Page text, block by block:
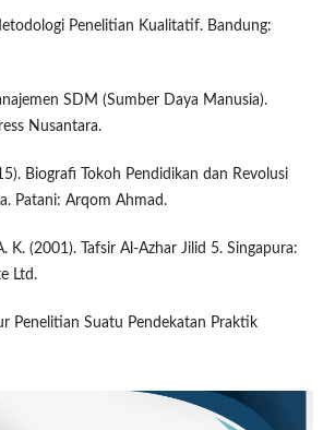
Penelitian Kualitatif. Bandung:
SDM (Sumber Daya Manusia).
Nusantara.
Biografi Tokoh Pendidikan dan Revolusi
Patani: Arqom Ahmad.
K. (2001). Tafsir Al-Azhar Jilid 5. Singapura:
Ltd.
Penelitian Suatu Pendekatan Praktik